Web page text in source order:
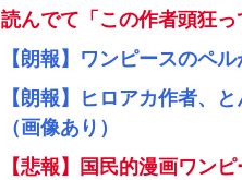
読んでて「この作者頭狂
【朗報】ワンピースのペ
【朗報】ヒロアカ作者、
（画像あり）
【悲報】国民的漫画ワン